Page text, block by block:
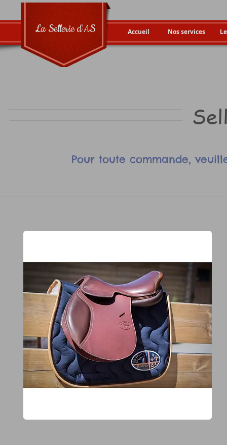
Accueil Nos services
La Sellerie d'AS
Pour toute commande,